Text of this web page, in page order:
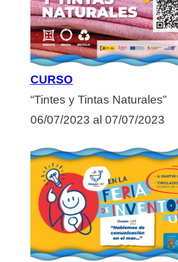
CURSO
“Tintes y Tintas Naturales”
06/07/2023 al 07/07/2023